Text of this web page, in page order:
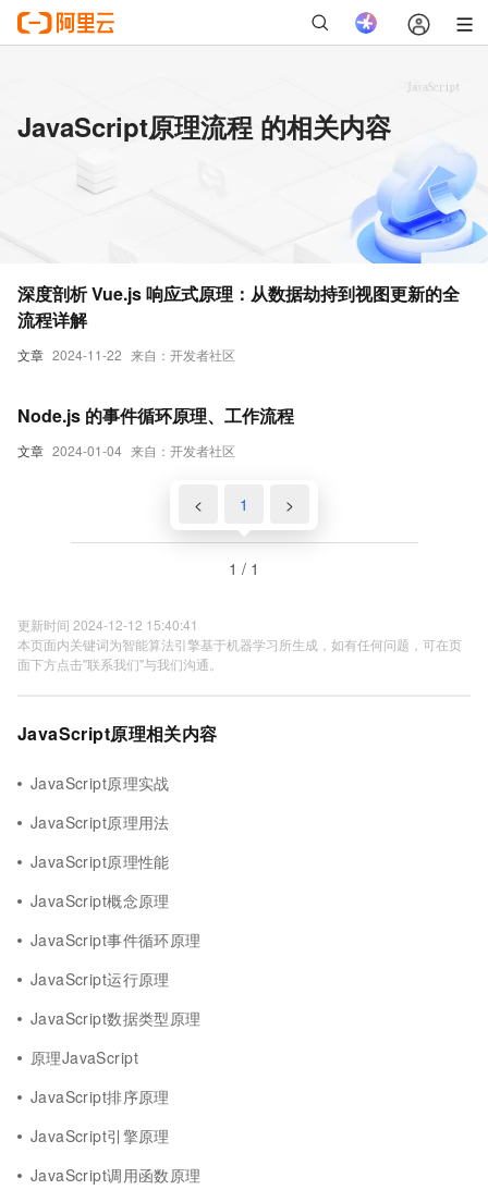
JavaScript原理流程 的相关内容
文章 2024-11-22 来自：开发者社区
深度剖析 Vue.js 响应式原理：从数据劫持到视图更新的全
流程详解
文章 2024-01-04 来自：开发者社区
Node.js 的事件循环原理、工作流程
< 1 >
1 / 1
更新时间 2024-12-12 15:40:41
本页面内关键词为智能算法引擎基于机器学习所生成，如有任何问题，可在页
面下方点击"联系我们"与我们沟通。
JavaScript原理相关内容
JavaScript原理实战
JavaScript原理用法
JavaScript原理性能
JavaScript概念原理
JavaScript事件循环原理
JavaScript运行原理
JavaScript数据类型原理
原理JavaScript
JavaScript排序原理
JavaScript引擎原理
JavaScript调用函数原理